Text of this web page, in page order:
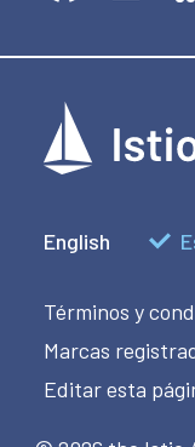
English
Términos y
Marcas
Editar esta